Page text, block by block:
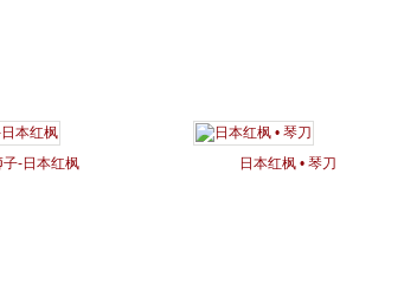
子-日本红枫 日本红枫 • 琴刀